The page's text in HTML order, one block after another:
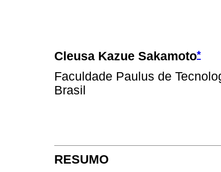
Cleusa Kazue Sakamoto*
Faculdade Paulus de
Brasil
RESUMO